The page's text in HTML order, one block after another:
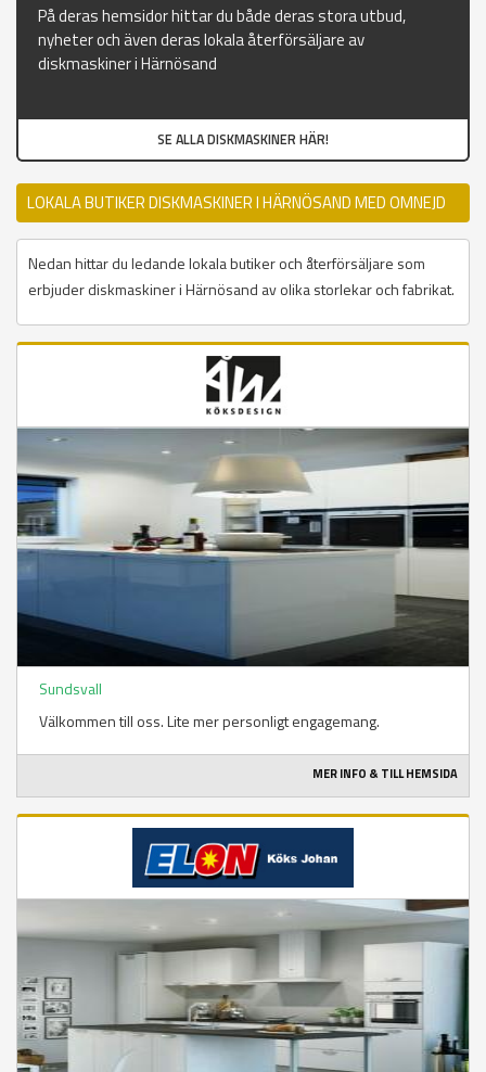
På deras hemsidor hittar du både deras stora utbud,
nyheter och även deras lokala återförsäljare av
diskmaskiner i Härnösand
SE ALLA DISKMASKINER HÄR!
LOKALA BUTIKER DISKMASKINER I HÄRNÖSAND MED OMNEJD
Nedan hittar du ledande lokala butiker och återförsäljare som
erbjuder diskmaskiner i Härnösand av olika storlekar och fabrikat.
Sundsvall
Välkommen till oss. Lite mer personligt engagemang.
MER INFO & TILL HEMSIDA